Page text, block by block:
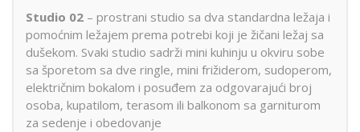
Studio 02 – prostrani studio sa dva standardna ležaja i
pomoćnim ležajem prema potrebi koji je žičani ležaj sa
dušekom. Svaki studio sadrži mini kuhinju u okviru sobe
sa šporetom sa dve ringle, mini frižiderom, sudoperom,
električnim bokalom i posuđem za odgovarajući broj
osoba, kupatilom, terasom ili balkonom sa garniturom
za sedenje i obedovanje